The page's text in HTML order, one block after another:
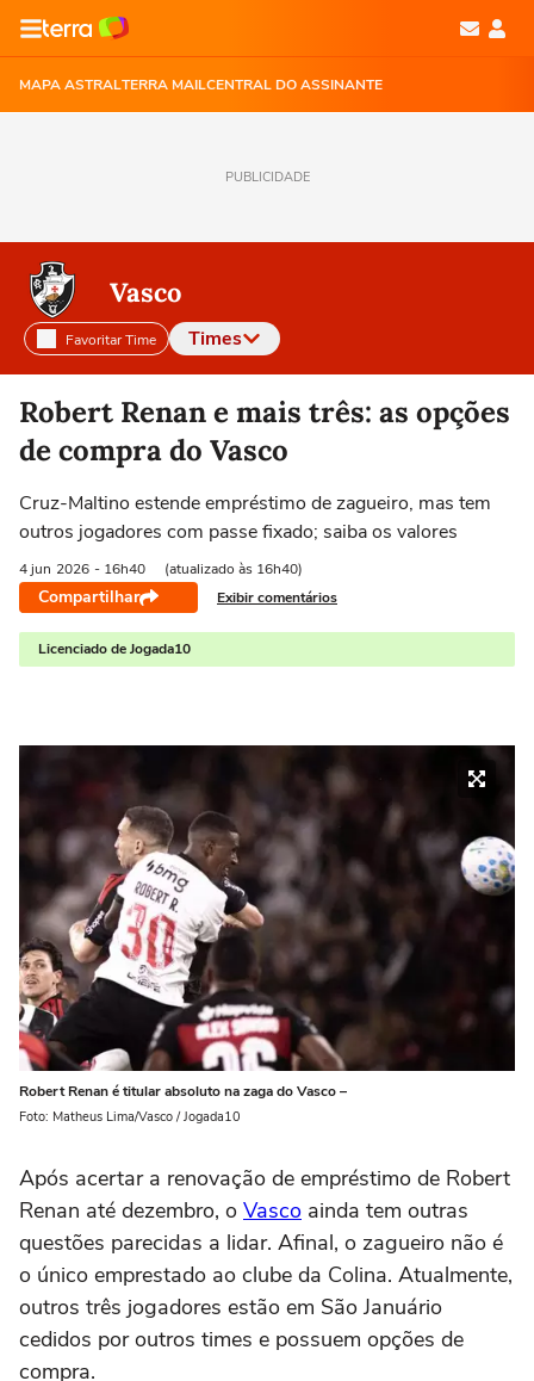
MAPA ASTRALTERRA MAILCENTRAL DO ASSINANTE
PUBLICIDADE
Vasco
Favoritar Time Times
Selecione o time para ver as notícias
Robert Renan e mais três: as opções
de compra do Vasco
Cruz-Maltino estende empréstimo de zagueiro, mas tem
outros jogadores com passe fixado; saiba os valores
4 jun 2026 - 16h40 (atualizado às 16h40)
Compartilhar Exibir comentários
Licenciado de Jogada10
Robert Renan é titular absoluto na zaga do Vasco –
Foto: Matheus Lima/Vasco / Jogada10
Após acertar a renovação de empréstimo de Robert
Renan até dezembro, o Vasco ainda tem outras
questões parecidas a lidar. Afinal, o zagueiro não é
o único emprestado ao clube da Colina. Atualmente,
outros três jogadores estão em São Januário
cedidos por outros times e possuem opções de
compra.